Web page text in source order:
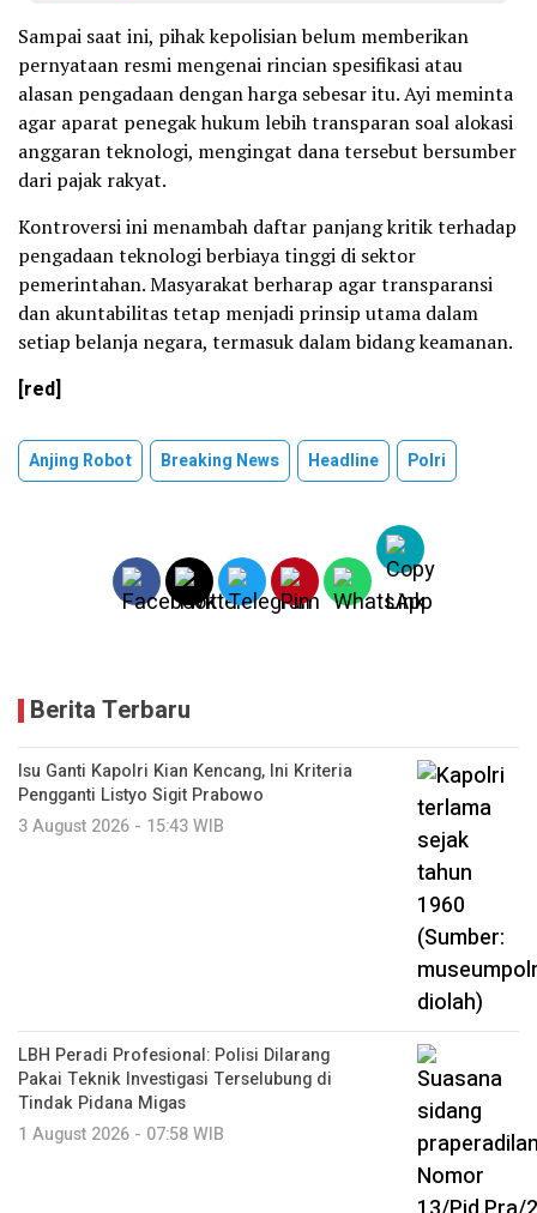
Sampai saat ini, pihak kepolisian belum memberikan
pernyataan resmi mengenai rincian spesifikasi atau
alasan pengadaan dengan harga sebesar itu. Ayi meminta
agar aparat penegak hukum lebih transparan soal alokasi
anggaran teknologi, mengingat dana tersebut bersumber
dari pajak rakyat.
Kontroversi ini menambah daftar panjang kritik terhadap
pengadaan teknologi berbiaya tinggi di sektor
pemerintahan. Masyarakat berharap agar transparansi
dan akuntabilitas tetap menjadi prinsip utama dalam
setiap belanja negara, termasuk dalam bidang keamanan.
[red]
Anjing Robot Breaking News Headline Polri
Berita Terbaru
Isu Ganti Kapolri Kian Kencang, Ini Kriteria
Pengganti Listyo Sigit Prabowo
3 August 2026 - 15:43 WIB
LBH Peradi Profesional: Polisi Dilarang
Pakai Teknik Investigasi Terselubung di
Tindak Pidana Migas
1 August 2026 - 07:58 WIB